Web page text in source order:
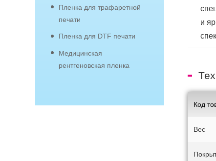
и
Код
Вес
Пленка для трафаретной
печати
Пленка для DTF печати
Медицинская
рентгеновская пленка